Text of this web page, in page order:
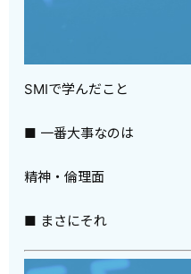
SMIで学んだこと
■ 一番大事なのは
精神・倫理面
■ まさにそれ